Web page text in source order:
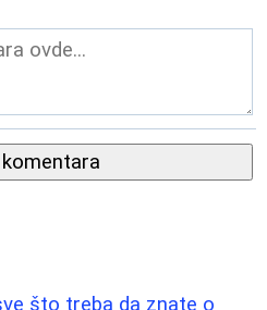
što treba da znate o